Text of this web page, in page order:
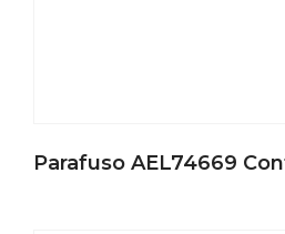
Parafuso AEL74669